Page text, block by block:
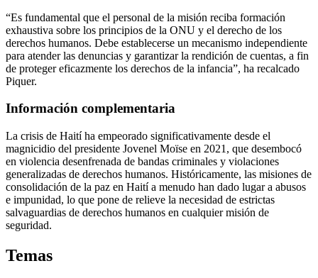
“Es fundamental que el personal de la misión reciba formación
exhaustiva sobre los principios de la ONU y el derecho de los
derechos humanos. Debe establecerse un mecanismo independiente
para atender las denuncias y garantizar la rendición de cuentas, a fin
de proteger eficazmente los derechos de la infancia”, ha recalcado
Piquer.
Información complementaria
La crisis de Haití ha empeorado significativamente desde el
magnicidio del presidente Jovenel Moïse en 2021, que desembocó
en violencia desenfrenada de bandas criminales y violaciones
generalizadas de derechos humanos. Históricamente, las misiones de
consolidación de la paz en Haití a menudo han dado lugar a abusos
e impunidad, lo que pone de relieve la necesidad de estrictas
salvaguardias de derechos humanos en cualquier misión de
seguridad.
Temas